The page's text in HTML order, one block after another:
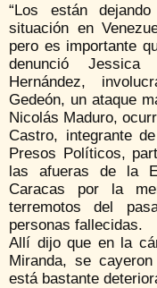
“Los están
situación en
pero es importante
denunció
Hernández,
Gedeón, un ataque
Nicolás Maduro,
Castro, integrante
Presos Políticos,
las afueras de la
Caracas por la
terremotos del
personas fallecidas.
Allí dijo que en la
Miranda, se
está bastante